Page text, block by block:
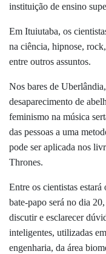
instituição de ensino
Em Ituiutaba, os
na ciência, hipnose,
entre outros assuntos.
Nos bares de
desaparecimento de
feminismo na música
das pessoas a uma
pode ser aplicada nos
Thrones.
Entre os cientistas
bate-papo será no dia
discutir e esclarecer
inteligentes, utilizadas
engenharia, da área